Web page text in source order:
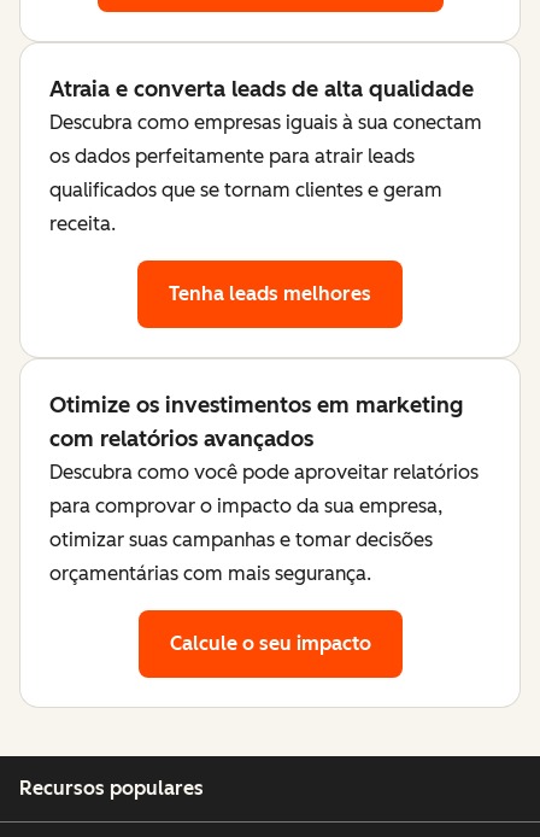
Atraia e converta leads de alta qualidade
Descubra como empresas iguais à sua conectam
os dados perfeitamente para atrair leads
qualificados que se tornam clientes e geram
receita.
Tenha leads melhores
Otimize os investimentos em marketing
com relatórios avançados
Descubra como você pode aproveitar relatórios
para comprovar o impacto da sua empresa,
otimizar suas campanhas e tomar decisões
orçamentárias com mais segurança.
Calcule o seu impacto
Recursos populares